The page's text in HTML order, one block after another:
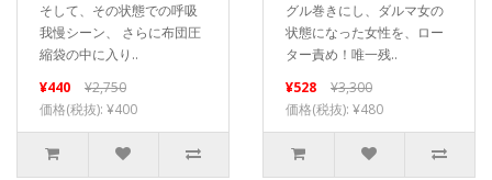
そして、その状態での呼吸
我慢シーン、 さらに布団圧
縮袋の中に入り..
¥440
¥2,750
価格(税抜): ¥400
グル巻きにし、ダルマ女の
状態になった女性を、ロー
ター責め！唯一残..
¥528
¥3,300
価格(税抜): ¥480